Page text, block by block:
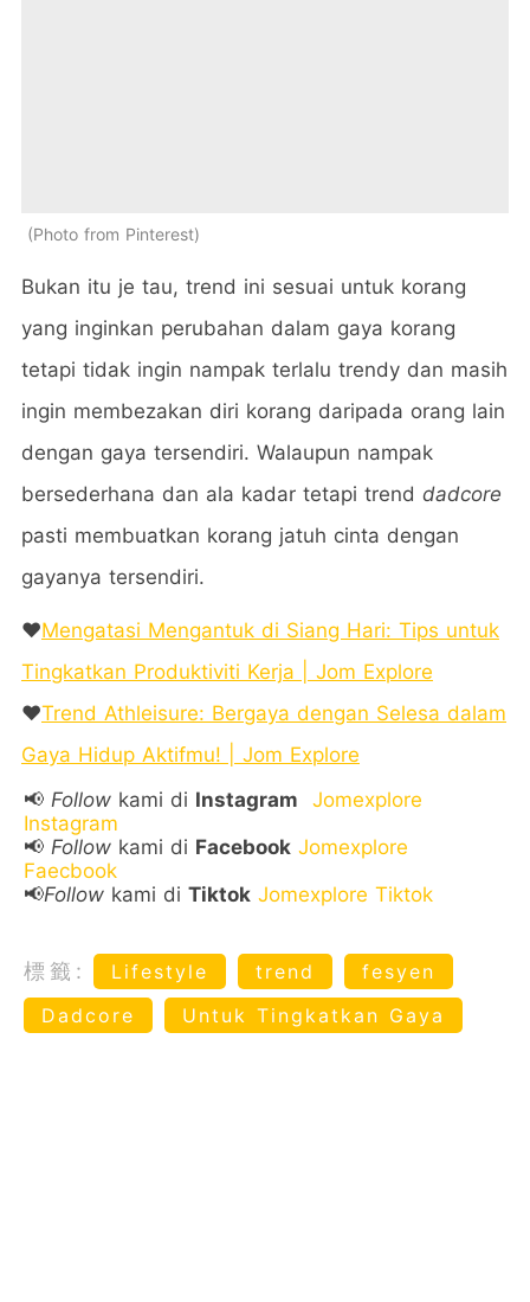
Photo from Pinterest
Bukan itu je tau, trend ini sesuai untuk korang
yang inginkan perubahan dalam gaya korang
tetapi tidak ingin nampak terlalu trendy dan masih
ingin membezakan diri korang daripada orang lain
dengan gaya tersendiri. Walaupun nampak
bersederhana dan ala kadar tetapi trend dadcore
pasti membuatkan korang jatuh cinta dengan
gayanya tersendiri.
❤️Mengatasi Mengantuk di Siang Hari: Tips untuk
Tingkatkan Produktiviti Kerja | Jom Explore
❤️Trend Athleisure: Bergaya dengan Selesa dalam
Gaya Hidup Aktifmu! | Jom Explore
📢 Follow kami di Instagram
Jomexplore
Instagram
📢 Follow kami di Facebook Jomexplore
Faecbook
📢Follow kami di Tiktok Jomexplore Tiktok
標籤: Lifestyle trend
fesyen
Dadcore
Untuk Tingkatkan Gaya